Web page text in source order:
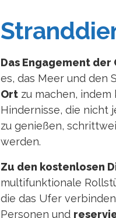
Das Engagement
es, das Meer und den
Ort zu machen,
Hindernisse, die nicht
zu genießen,
werden.
Zu den kostenlosen
multifunktionale
die das Ufer
Personen und